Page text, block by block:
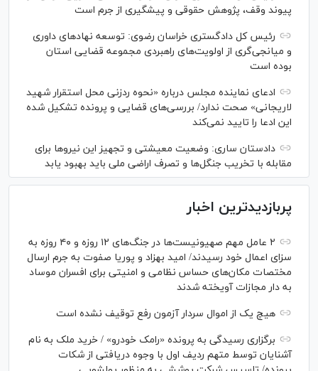
پیوند وقف، پژوهش حقوقی و پیشگیری از جرم است
رئیس کل دادگستری خراسان رضوی: توسعه نهاد‌های داوری
و میانجی‌گری از اولویت‌های راهبردی مجموعه قضایی استان
بوده است
ادعای نماینده مجلس درباره «نحوه ردزنی محل استقرار شهید
لاریجانی» صحت ندارد/ بررسی‌های قضایی و پرونده تشکیل شده
این ادعا را تایید نمی‌کند
دادستان ساری: وضعیت معیشتی و تجهیز این نیرو‌ها برای
مقابله با تخریب جنگل‌ها و تصرف اراضی ملی باید بهبود یابد
پربازدیدترین اخبار
۲ عامل مهم صهیونیست‌ها در جنگ‌های ۱۲ روزه و ۴۰ روزه به
سزای اعمال خود رسیدند/ امید بهزاد و پوریا صفوت به جرم ارسال
مختصات مکان‌های حساس نظامی و امنیتی برای افسران موساد
به دار مجازات آویخته شدند
هیچ یک از اموال سردار آزمون رفع توقیف نشده است
برگزاری رسیدگی به پرونده «رامک خودرو» / خرید ملک به نام
آشنایان توسط متهم ردیف اول با وجوه دریافتی از شکات